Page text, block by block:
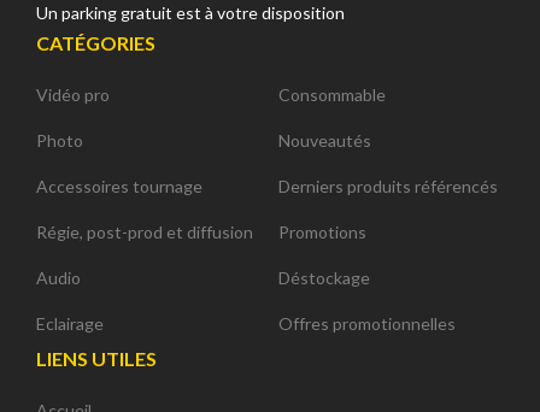
Un parking gratuit est à votre disposition
CATÉGORIES
Vidéo pro
Photo
Accessoires tournage
Régie, post-prod et diffusion
Audio
Eclairage
Consommable
Nouveautés
Derniers produits référencés
Promotions
Déstockage
Offres promotionnelles
LIENS UTILES